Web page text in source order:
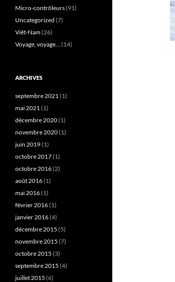
Micro-contrôleurs(91)
Uncategorized (7)
Viêt-Nam(26)
Voyage, voyage…(14)
ARCHIVES
septembre 2021(1)
mai 2021(1)
décembre 2020(1)
novembre 2020(1)
juin 2019(1)
octobre 2017(1)
octobre 2016(2)
août 2016(1)
mai 2016(1)
février 2016(1)
janvier 2016(4)
décembre 2015 (5)
novembre 2015 (7)
octobre 2015 (3)
septembre 2015 (4)
juillet 2015 (6)